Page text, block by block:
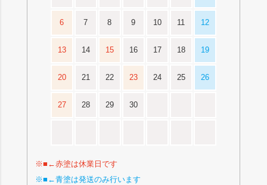
6 7 8 9 10 11 12
13 14 15 16 17 18 19
20 21 22 23 24 25 26
27 28 29 30
※■←赤塗は休業日です
※■←青塗は発送のみ行います